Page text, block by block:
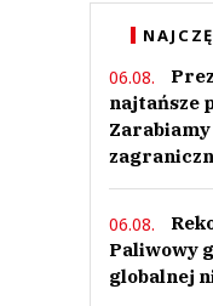
06.08.
najtańsze
06.08.
Paliwowy
globalnej